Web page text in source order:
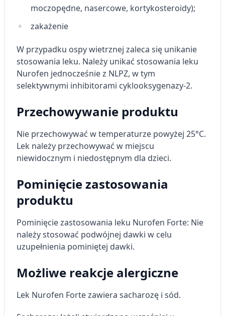
moczopędne, nasercowe, kortykosteroidy);
zakażenie
W przypadku ospy wietrznej zaleca się unikanie
stosowania leku. Należy unikać stosowania leku
Nurofen jednocześnie z NLPZ, w tym
selektywnymi inhibitorami cyklooksygenazy-2.
Przechowywanie produktu
Nie przechowywać w temperaturze powyżej 25°C.
Lek należy przechowywać w miejscu
niewidocznym i niedostępnym dla dzieci.
Pominięcie zastosowania
produktu
Pominięcie zastosowania leku Nurofen Forte: Nie
należy stosować podwójnej dawki w celu
uzupełnienia pominiętej dawki.
Możliwe reakcje alergiczne
Lek Nurofen Forte zawiera sacharozę i sód.